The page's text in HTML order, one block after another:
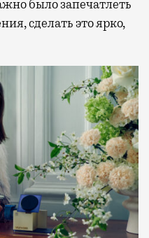
было запечатлеть
сделать это ярко,